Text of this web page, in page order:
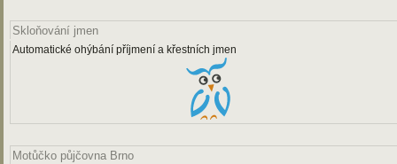
Skloňování jmen
Automatické ohýbání příjmení a křestních jmen
Motůčko půjčovna Brno